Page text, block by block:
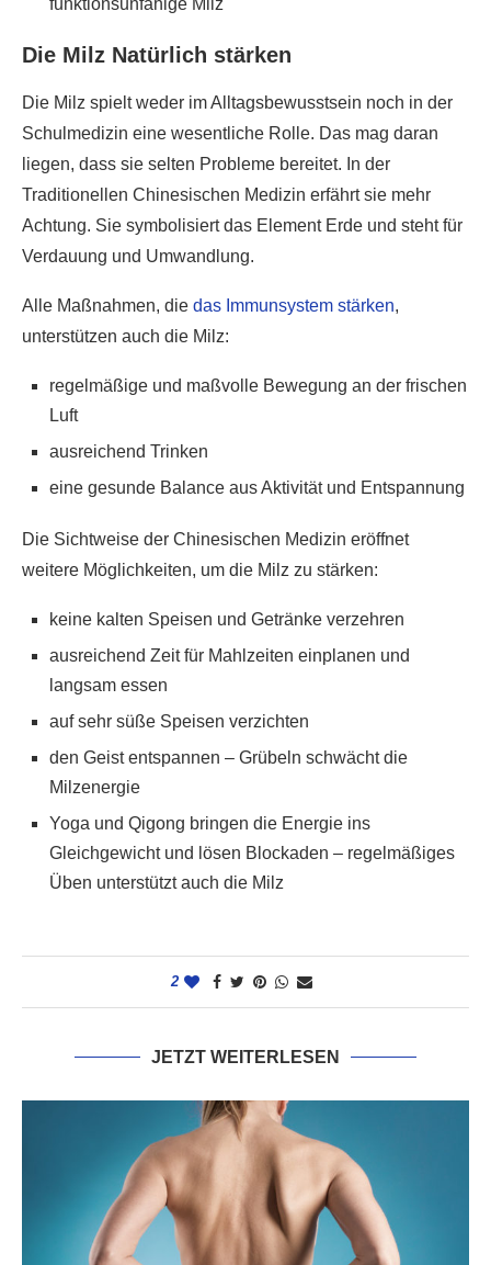
funktionsunfähige Milz
Die Milz Natürlich stärken
Die Milz spielt weder im Alltagsbewusstsein noch in der
Schulmedizin eine wesentliche Rolle. Das mag daran
liegen, dass sie selten Probleme bereitet. In der
Traditionellen Chinesischen Medizin erfährt sie mehr
Achtung. Sie symbolisiert das Element Erde und steht für
Verdauung und Umwandlung.
Alle Maßnahmen, die das Immunsystem stärken,
unterstützen auch die Milz:
regelmäßige und maßvolle Bewegung an der frischen
Luft
ausreichend Trinken
eine gesunde Balance aus Aktivität und Entspannung
Die Sichtweise der Chinesischen Medizin eröffnet
weitere Möglichkeiten, um die Milz zu stärken:
keine kalten Speisen und Getränke verzehren
ausreichend Zeit für Mahlzeiten einplanen und
langsam essen
auf sehr süße Speisen verzichten
den Geist entspannen – Grübeln schwächt die
Milzenergie
Yoga und Qigong bringen die Energie ins
Gleichgewicht und lösen Blockaden – regelmäßiges
Üben unterstützt auch die Milz
2
JETZT WEITERLESEN